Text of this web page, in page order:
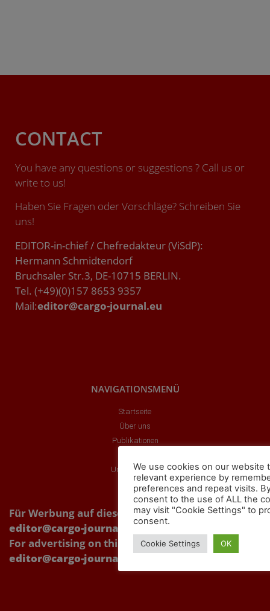
CONTACT
You have any questions or suggestions ? Call us or
write to us!
Haben Sie Fragen oder Vorschläge? Schreiben Sie
uns!
EDITOR-in-chief / Chefredakteur (ViSdP):
Hermann Schmidtendorf
Bruchsaler Str.3, DE-10715 BERLIN.
Tel. (+49)(0)157 8653 9357
Mail:editor@cargo-journal.eu
NAVIGATIONSMENÜ
Startseite
Über uns
Publikationen
Unsere Videos
Für Werbung auf dieser Webseite Kontakt über:
editor@cargo-journal.eu
For advertising on this website, please contact:
editor@cargo-journal.eu
We use cookies on our website
relevant experience by
preferences and repeat visits.
consent to the use of ALL the
may visit "Cookie Settings" to
consent.
Cookie Settings OK